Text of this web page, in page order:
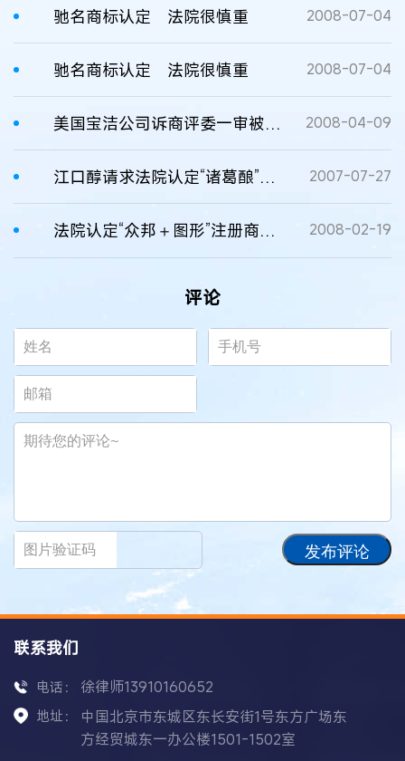
驰名商标认定 法院很慎重 2008-07-04
驰名商标认定 法院很慎重 2008-07-04
美国宝洁公司诉商评委一审被驳 "宝洁"未被认定驰名商标 2008-04-09
江口醇请求法院认定“诸葛酿”为驰名商标 2007-07-27
法院认定“众邦＋图形”注册商标为驰名商标 2008-02-19
评论
发布评论
联系我们
电话： 徐律师13910160652
地址：
中国北京市东城区东长安街1号东方广场东
方经贸城东一办公楼1501-1502室